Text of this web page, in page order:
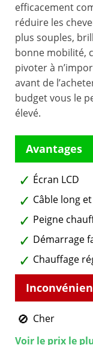
efficacement
réduire les
plus souples,
bonne mobilité,
pivoter à
avant de
budget vous le
élevé.
Écran LCD
Câble long
Peigne
Démarrage
Chauffage
Cher
Voir le prix le